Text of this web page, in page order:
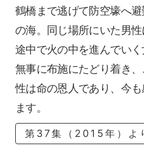
鶴橋まで逃げて防空壕へ
の海。同じ場所にいた男性
途中で火の中を進んでいく
無事に布施にたどり着き
性は命の恩人であり、今
ます。
第37集（2015年）よ